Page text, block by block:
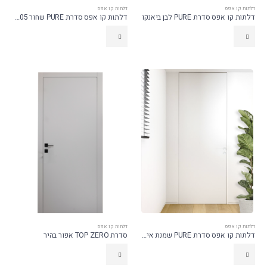
דלתות קו אפס
דלתות קו אפס סדרת PURE לבן ביאנקו
דלתות קו אפס
דלתות קו אפס סדרת PURE שחור 9005
דלתות קו אפס
דלתות קו אפס סדרת PURE שמנת איזבלה
דלתות קו אפס
סדרת TOP ZERO אפור בהיר